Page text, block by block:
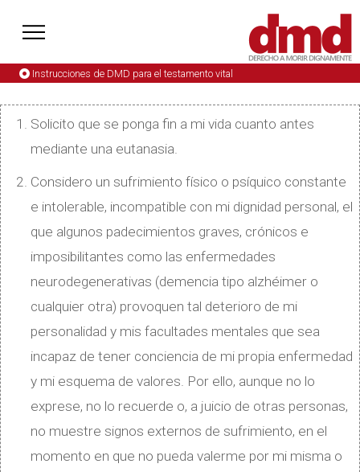
Instrucciones de DMD para el testamento vital
Solicito que se ponga fin a mi vida cuanto antes
mediante una eutanasia.
Considero un sufrimiento físico o psíquico constante
e intolerable, incompatible con mi dignidad personal, el
que algunos padecimientos graves, crónicos e
imposibilitantes como las enfermedades
neurodegenerativas (demencia tipo alzhéimer o
cualquier otra) provoquen tal deterioro de mi
personalidad y mis facultades mentales que sea
incapaz de tener conciencia de mi propia enfermedad
y mi esquema de valores. Por ello, aunque no lo
exprese, no lo recuerde o, a juicio de otras personas,
no muestre signos externos de sufrimiento, en el
momento en que no pueda valerme por mi misma o